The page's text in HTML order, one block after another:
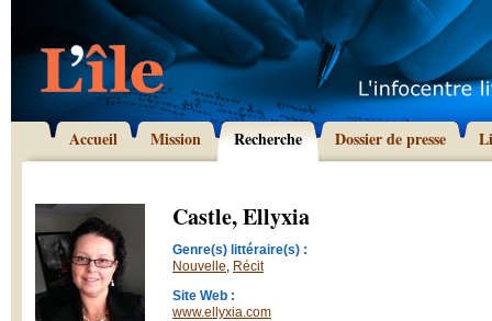
Accueil Mission Recherche Dossier de presse
Castle, Ellyxia
Genre(s) littéraire(s) :
Nouvelle, Récit
Site Web :
www.ellyxia.com